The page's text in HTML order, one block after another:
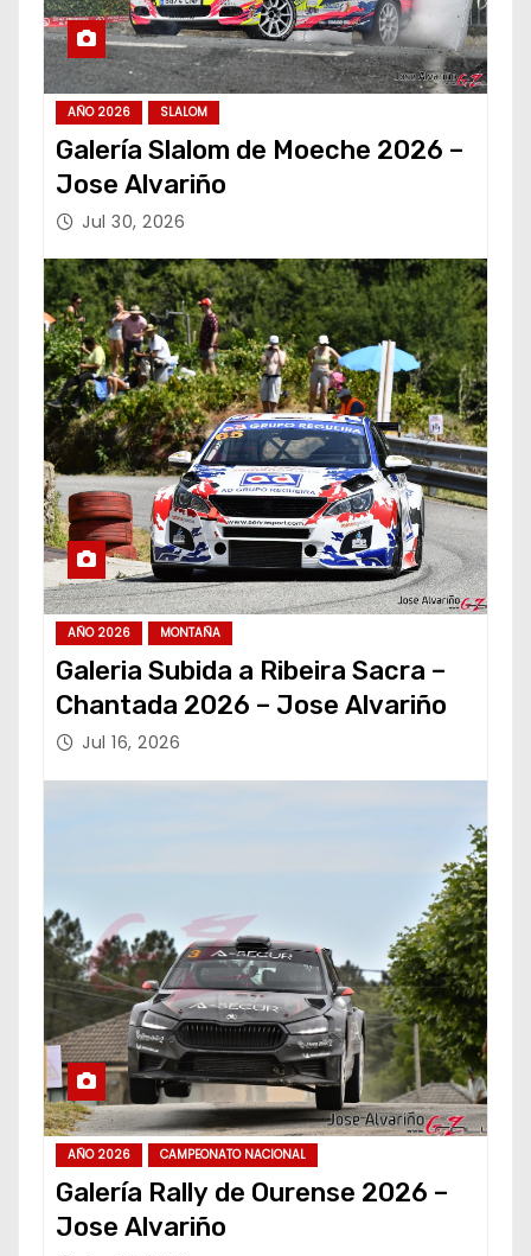
AÑO 2026 SLALOM
Galería Slalom de Moeche 2026 –
Jose Alvariño
Jul 30, 2026
AÑO 2026 MONTAÑA
Galeria Subida a Ribeira Sacra –
Chantada 2026 – Jose Alvariño
Jul 16, 2026
AÑO 2026 CAMPEONATO NACIONAL
Galería Rally de Ourense 2026 –
Jose Alvariño